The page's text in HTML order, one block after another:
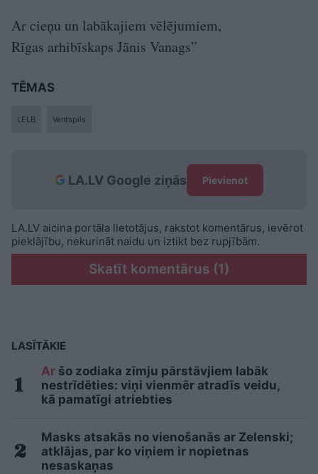
Ar cieņu un labākajiem vēlējumiem,
Rīgas arhibīskaps Jānis Vanags”
TĒMAS
LELB Ventspils
LA.LV Google ziņās Pievienot
LA.LV aicina portāla lietotājus, rakstot komentārus, ievērot
pieklājību, nekurināt naidu un iztikt bez rupjībām.
Skatīt komentārus (1)
LASĪTĀKIE
Ar šo zodiaka zīmju pārstāvjiem labāk
nestrīdēties: viņi vienmēr atradīs veidu,
kā pamatīgi atriebties
Masks atsakās no vienošanās ar Zelenski;
atklājas, par ko viņiem ir nopietnas
nesaskaņas